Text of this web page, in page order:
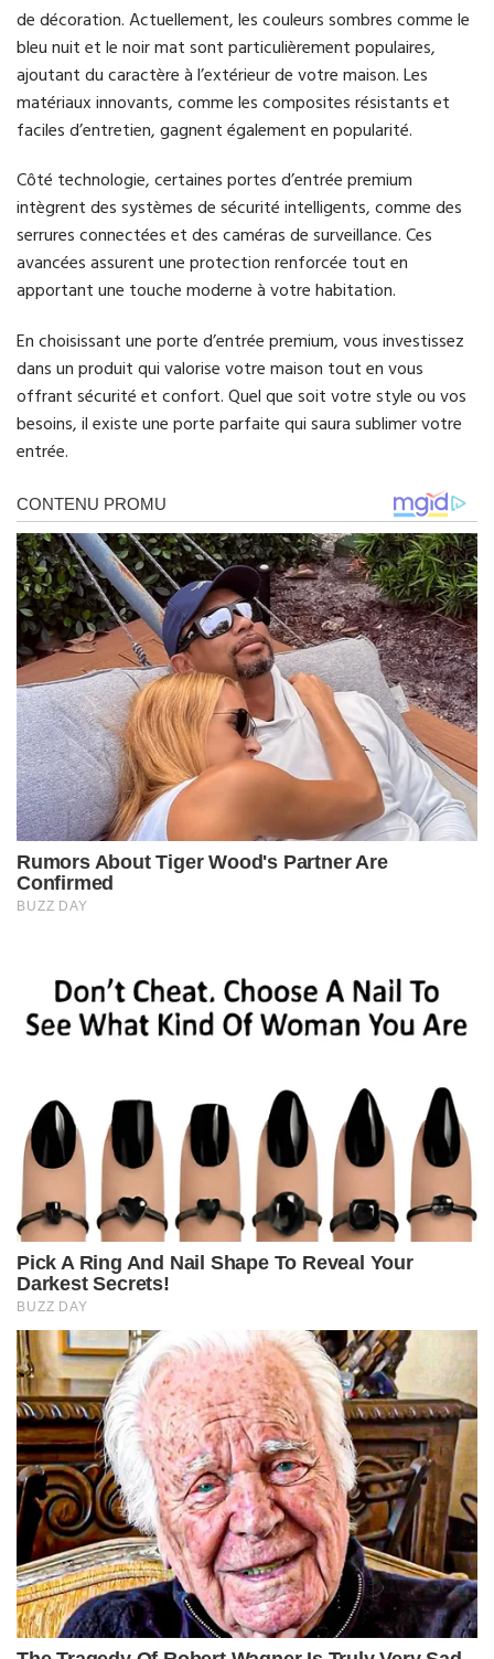
de décoration. Actuellement, les couleurs sombres comme le
bleu nuit et le noir mat sont particulièrement populaires,
ajoutant du caractère à l’extérieur de votre maison. Les
matériaux innovants, comme les composites résistants et
faciles d’entretien, gagnent également en popularité.
Côté technologie, certaines portes d’entrée premium
intègrent des systèmes de sécurité intelligents, comme des
serrures connectées et des caméras de surveillance. Ces
avancées assurent une protection renforcée tout en
apportant une touche moderne à votre habitation.
En choisissant une porte d’entrée premium, vous investissez
dans un produit qui valorise votre maison tout en vous
offrant sécurité et confort. Quel que soit votre style ou vos
besoins, il existe une porte parfaite qui saura sublimer votre
entrée.